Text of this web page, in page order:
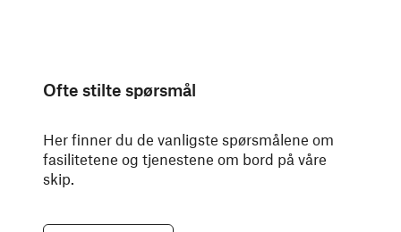
Ofte stilte spørsmål
Her finner du de vanligste spørsmålene om
fasilitetene og tjenestene om bord på våre
skip.